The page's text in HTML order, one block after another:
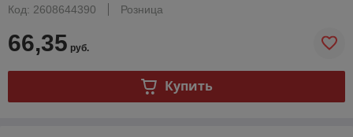
Код: 2608644390
Розница
66,35 руб.
Купить